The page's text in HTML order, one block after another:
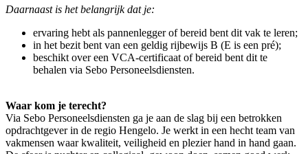
Daarnaast is het belangrijk dat je:
ervaring hebt als pannenlegger of bereid bent dit vak te leren;
in het bezit bent van een geldig rijbewijs B (E is een pré);
beschikt over een VCA-certificaat of bereid bent dit te
behalen via Sebo Personeelsdiensten.
Waar kom je terecht?
Via Sebo Personeelsdiensten ga je aan de slag bij een betrokken
opdrachtgever in de regio Hengelo. Je werkt in een hecht team van
vakmensen waar kwaliteit, veiligheid en plezier hand in hand gaan.